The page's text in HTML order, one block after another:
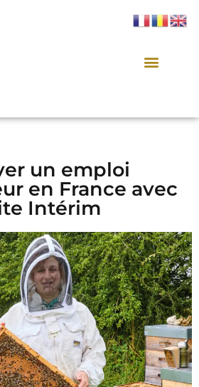
un emploi
en France avec
Intérim